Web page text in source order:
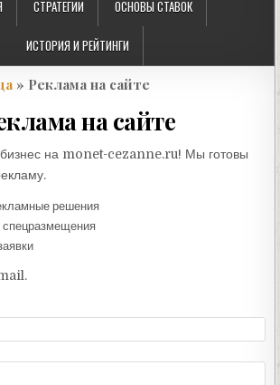
СТРАТЕГИИ ОСНОВЫ СТАВОК
ИСТОРИЯ И РЕЙТИНГИ
» Реклама на сайте
на сайте
бизнес на monet-cezanne.ru! Мы готовы
решения
спецразмещения